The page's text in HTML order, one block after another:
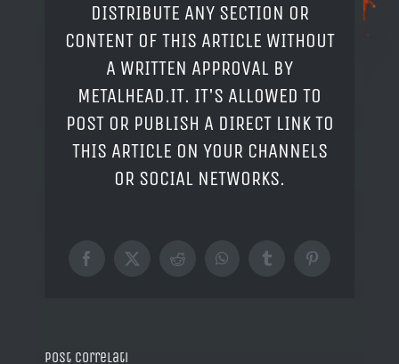
DISTRIBUTE ANY SECTION OR
CONTENT OF THIS ARTICLE WITHOUT
A WRITTEN APPROVAL BY
METALHEAD.IT. IT'S ALLOWED TO
POST OR PUBLISH A DIRECT LINK TO
THIS ARTICLE ON YOUR CHANNELS
OR SOCIAL NETWORKS.
Facebook
X RedditWhatsAppTumblrPinterest
Post correlati